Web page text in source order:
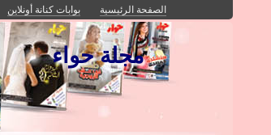
الصفحة الرئيسية بوابات كنانة أونلاين
مجلة حواء